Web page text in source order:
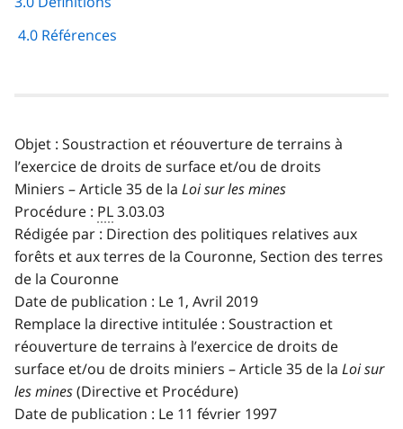
4.0 Références
Objet : Soustraction et réouverture de terrains à
l’exercice de droits de surface et/ou de droits
Miniers – Article 35 de la Loi sur les mines
Procédure : PL3.03.03
Rédigée par : Direction des politiques relatives aux
forêts et aux terres de la Couronne, Section des terres
de la Couronne
Date de publication : Le 1, Avril 2019
Remplace la directive intitulée : Soustraction et
réouverture de terrains à l’exercice de droits de
surface et/ou de droits miniers – Article 35 de la Loi sur
les mines(Directive et Procédure)
Date de publication : Le 11 février 1997